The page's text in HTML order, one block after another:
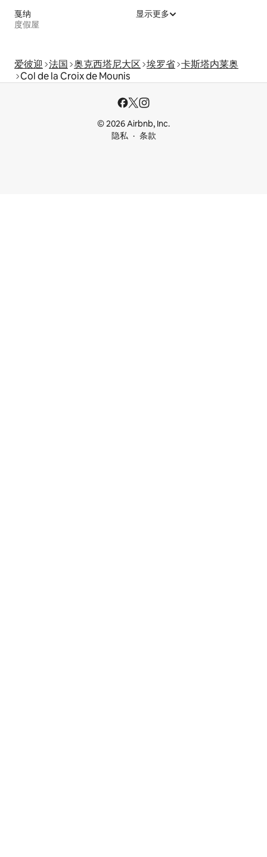
戛纳
度假屋
显示更多
爱彼迎 法国 奥克西塔尼大区 埃罗省 卡斯塔内莱奥
Col de la Croix de Mounis
© 2026 Airbnb, Inc.
隐私
条款